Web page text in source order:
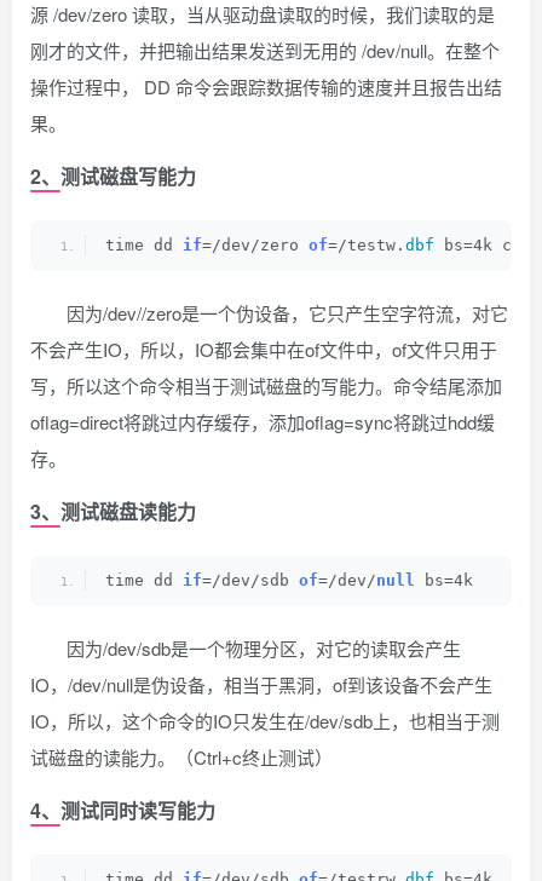
源 /dev/zero 读取，当从驱动盘读取的时候，我们读取的是
刚才的文件，并把输出结果发送到无用的 /dev/null。在整个
操作过程中， DD 命令会跟踪数据传输的速度并且报告出结
果。
2、测试磁盘写能力
time dd if=/dev/zero of=/testw. dbf bs=4k
因为/dev//zero是一个伪设备，它只产生空字符流，对它
不会产生IO，所以，IO都会集中在of文件中，of文件只用于
写，所以这个命令相当于测试磁盘的写能力。命令结尾添加
oflag=direct将跳过内存缓存，添加oflag=sync将跳过hdd缓
存。
3、测试磁盘读能力
time dd if=/dev/sdb of=/dev/null bs=4k
因为/dev/sdb是一个物理分区，对它的读取会产生
IO，/dev/null是伪设备，相当于黑洞，of到该设备不会产生
IO，所以，这个命令的IO只发生在/dev/sdb上，也相当于测
试磁盘的读能力。（Ctrl+c终止测试）
4、测试同时读写能力